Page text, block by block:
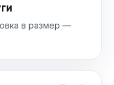
в размер —